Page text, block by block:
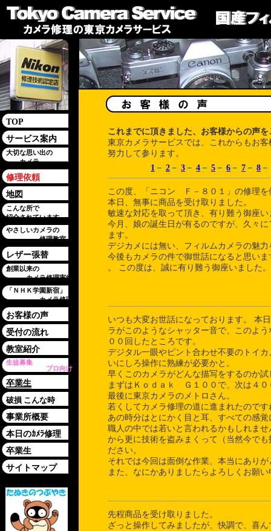
TOP
サービス案内
大切な思い出の
カメラ
修理依頼
地図
こんな所で
紹介されています
やさしいカメラの
修理教室
レザー張替
創業以来の
カメラ修理実績
「ＮＨＫ学園新宿」
カメラ修理
お客様の声
受付の流れ
教室紹介
生徒募集
プロ向け
卒業生
破損 こんな時
事業所概要
本日のｶﾒﾗ修理
卒業生
サイトマップ
これまでに頂きました、お客様からの声
東京カメラサービスでは、これからもお
努力して参ります。
1 － 2 － 3 － 4 － 5 － 6 － 7 － 8 －
この度、「ニコン Ｆ－８０１」の修理を
本日、無事に商品を受け取りました。
敏速な対応を取って頂き、有り難う御座い
今月、娘の誕生日が有るのですが、久々
ます。
デジカメには無い、フィルムカメラの魅
今後もカメラの件で御世話になると思い
。 この度は、誠に有り難う御座いました。
いつも大変お世話になっております。 本
ラがこのようなシャッター音で、このよ
００回したところです。
デジタル一眼やピント合わせ不要のトイ
いにしろ操作に熟練が必要かと。
早くこのカメラがどんな描写をするのか
まずはＫｏｄａｋ Ｇ１００で、次は４０
最後に東京カメラのメトロさん。
若くしてカメラ修理の道に進まれたので
あの時分はとにかく目と耳、すべての感
職人の中では若いと言われるかもしれま
から更に技術を盗みまくって（当然今で
ださい。
それでは今回は面倒な作業、本当にあり
また、なにかありましたらよろしくお願
先程商品を受け取りました。
ざっと操作してみましたが、快調で、喜ん